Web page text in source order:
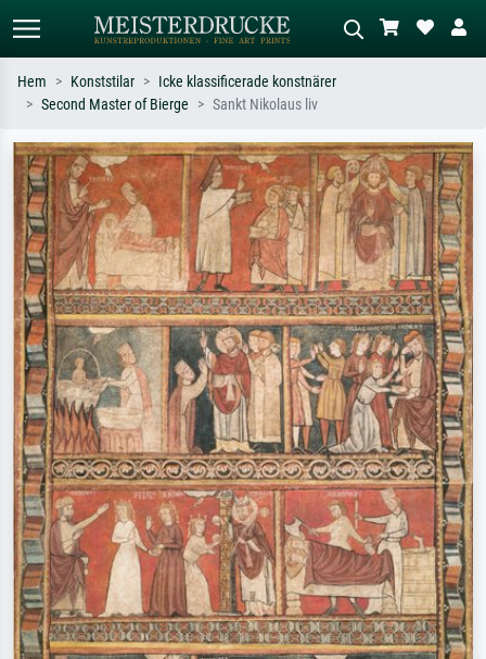
Sök efter konstnär, titel eller stil –
t.ex. Monet, Stjärnenatt,
impressionism, Hokusai-våg, naken.
Beskriv scenen – t.ex. grön äng,
abstrakt med mycket rött, mörk
oljemålning, stående naken bredvid ett
träd.
Hem Konststilar
Icke klassificerade konstnärer
Second Master of Bierge
Sankt Nikolaus liv